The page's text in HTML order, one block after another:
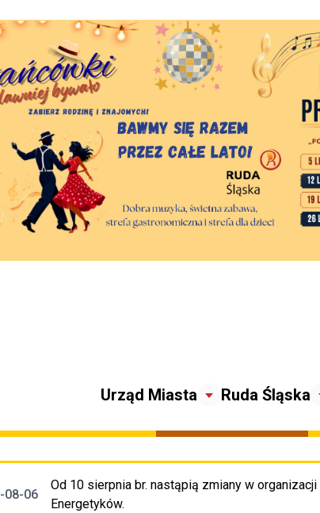
Urząd Miasta Ruda Śląska
08-06
Od 10 sierpnia br. nastąpią zmiany w
Energetyków.